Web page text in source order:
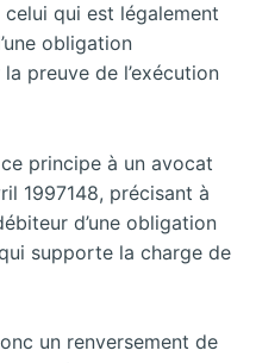
qui est légalement
obligation
preuve de l’exécution
principe à un avocat
1997148, précisant à
d’une obligation
supporte la charge de
un renversement de